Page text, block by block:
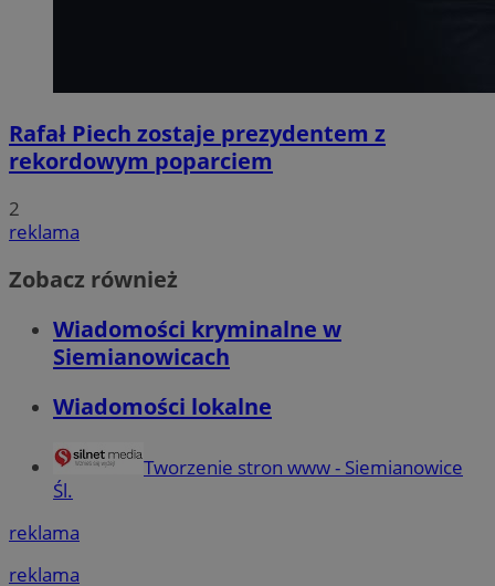
Rafał Piech zostaje prezydentem z
rekordowym poparciem
2
reklama
Zobacz również
Wiadomości kryminalne w
Siemianowicach
Wiadomości lokalne
Tworzenie stron www - Siemianowice
Śl.
reklama
reklama